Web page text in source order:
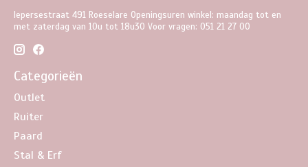
Iepersestraat 491 Roeselare Openingsuren winkel: maandag tot en
met zaterdag van 10u tot 18u30 Voor vragen: 051 21 27 00
Categorieën
Outlet
Ruiter
Paard
Stal & Erf